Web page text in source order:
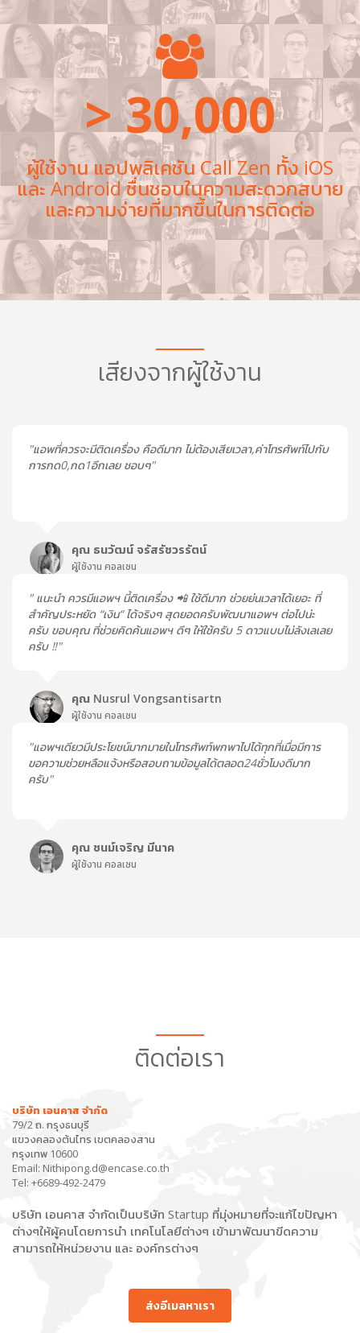
> 30,000
ผู้ใช้งาน แอปพลิเคชัน Call Zen ทั้ง iOS
และ Android ชื่นชอบในความสะดวกสบาย
และความง่ายที่มากขึ้นในการติดต่อ
เสียงจากผู้ใช้งาน
"แอพที่ควรจะมีติดเครื่อง คือดีมาก ไม่ต้องเสียเวลา,ค่าโทรศัพท์ไปกับ
การกด0,กด1อีกเลย ชอบๆ"
คุณ ธนวัฒน์ จรัสรัชวรรัตน์
ผู้ใช้งาน คอลเซน
" แนะนำ ควรมีแอพฯ นี้ติดเครื่อง 📲 ใช้ดีมาก ช่วยย่นเวลาได้เยอะ ที่
สำคัญประหยัด “เงิน“ ได้จริงๆ สุดยอดครับพัฒนาแอพฯ ต่อไปน่ะ
ครับ ขอบคุณ ที่ช่วยคิดค้นแอพฯ ดีๆ ให้ใช้ครับ 5 ดาวแบบไม่ลังเลเลย
ครับ ‼"
คุณ Nusrul Vongsantisartn
ผู้ใช้งาน คอลเซน
"แอพฯเดียวมีประโยชน์มากมายในโทรศัพท์พกพาไปได้ทุกที่เมื่อมีการ
ขอความช่วยหลือแจ้งหรือสอบถามข้อมูลได้ตลอด24ชั่วโมงดีมาก
ครับ"
คุณ ชนม์เจริญ มีนาค
ผู้ใช้งาน คอลเซน
ติดต่อเรา
บริษัท เอนคาส จำกัด
79/2 ถ. กรุงธนบุรี
แขวงคลองต้นไทร เขตคลองสาน
กรุงเทพ 10600
Email: Nithipong.d@encase.co.th
Tel: +6689-492-2479
บริษัท เอนคาส จำกัดเป็นบริษัท Startup ที่มุ่งหมายที่จะแก้ไขปัญหา
ต่างๆให้ผู้คนโดยการนำ เทคโนโลยีต่างๆ เข้ามาพัฒนาขีดความ
สามารถให้หน่วยงาน และ องค์กรต่างๆ
ส่งอีเมลหาเรา